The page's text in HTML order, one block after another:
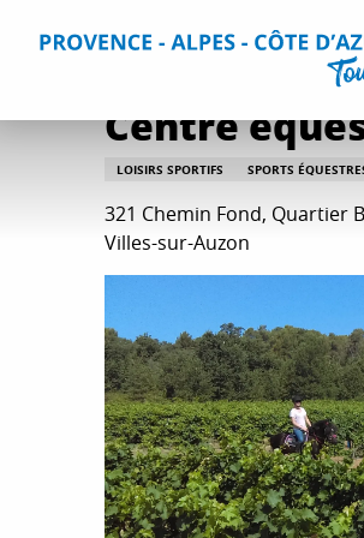
Accueil Que faire ? Détente et
Centre
LOISIRS SPORTIFS SPORTS
321 Chemin Fond, Quartier
Villes-sur-Auzon